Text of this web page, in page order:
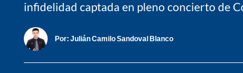
infidelidad captada en pleno concierto de
Por: Julián Camilo Sandoval Blanco